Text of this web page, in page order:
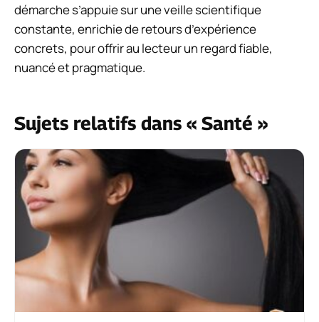
démarche s’appuie sur une veille scientifique
constante, enrichie de retours d’expérience
concrets, pour offrir au lecteur un regard fiable,
nuancé et pragmatique.
Sujets relatifs dans « Santé »